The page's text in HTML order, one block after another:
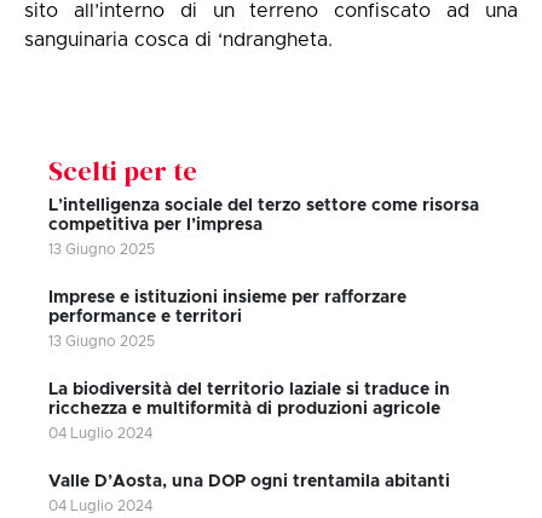
sito all’interno di un terreno confiscato ad una
sanguinaria cosca di ‘ndrangheta.
Scelti per te
L’intelligenza sociale del terzo settore come risorsa
competitiva per l’impresa
13 Giugno 2025
Imprese e istituzioni insieme per rafforzare
performance e territori
13 Giugno 2025
La biodiversità del territorio laziale si traduce in
ricchezza e multiformità di produzioni agricole
04 Luglio 2024
Valle D’Aosta, una DOP ogni trentamila abitanti
04 Luglio 2024